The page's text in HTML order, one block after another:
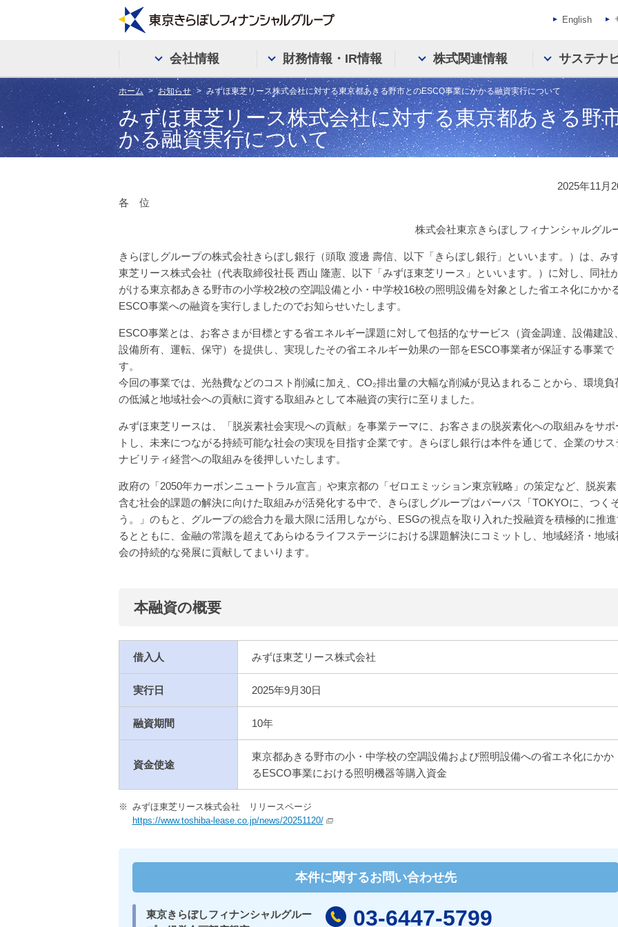
English
会社情報 財務情報・IR情報 株式関連情報 サステナ
ホーム お知らせ みずほ東芝リース株式会社に対する東京都あきる野市とのESCO事業にかかる融資実行について
みずほ東芝リース株式会社に対する東京都あきる野
かる融資実行について
2025年11月
各 位
株式会社東京きらぼしフィナンシャルグル
きらぼしグループの株式会社きらぼし銀行（頭取 渡邊 壽信、以下「きらぼし銀行」といいます。）は、み
東芝リース株式会社（代表取締役社長 西山 隆憲、以下「みずほ東芝リース」といいます。）に対し、同社
がける東京都あきる野市の小学校2校の空調設備と小・中学校16校の照明設備を対象とした省エネ化にかか
ESCO事業への融資を実行しましたのでお知らせいたします。
ESCO事業とは、お客さまが目標とする省エネルギー課題に対して包括的なサービス（資金調達、設備建設、
設備所有、運転、保守）を提供し、実現したその省エネルギー効果の一部をESCO事業者が保証する事業で
す。
今回の事業では、光熱費などのコスト削減に加え、CO₂排出量の大幅な削減が見込まれることから、環境負
の低減と地域社会への貢献に資する取組みとして本融資の実行に至りました。
みずほ東芝リースは、「脱炭素社会実現への貢献」を事業テーマに、お客さまの脱炭素化への取組みをサポ
トし、未来につながる持続可能な社会の実現を目指す企業です。きらぼし銀行は本件を通じて、企業のサス
ナビリティ経営への取組みを後押しいたします。
政府の「2050年カーボンニュートラル宣言」や東京都の「ゼロエミッション東京戦略」の策定など、脱炭素
含む社会的課題の解決に向けた取組みが活発化する中で、きらぼしグループはパーパス「TOKYOに、つく
う。」のもと、グループの総合力を最大限に活用しながら、ESGの視点を取り入れた投融資を積極的に推進
るとともに、金融の常識を超えてあらゆるライフステージにおける課題解決にコミットし、地域経済・地域
会の持続的な発展に貢献してまいります。
本融資の概要
借入人 みずほ東芝リース株式会社
実行日 2025年9月30日
融資期間 10年
資金使途
東京都あきる野市の小・中学校の空調設備および照明設備への省エネ化にかか
るESCO事業における照明機器等購入資金
※ みずほ東芝リース株式会社 リリースページ
https://www.toshiba-lease.co.jp/news/20251120/
本件に関するお問い合わせ先
東京きらぼしフィナンシャルグルー
03-6447-5799